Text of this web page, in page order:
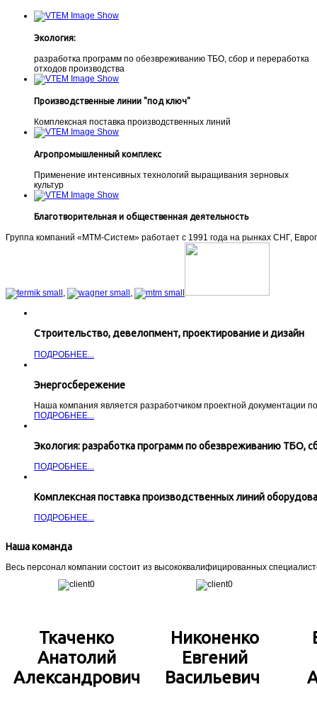
Экология:
разработка программ по обезвреживанию ТБО, сбор и переработка
отходов производства
Производственные линии "под ключ"
Комплексная поставка производственных линий
Агропромышленный комплекс
Применение интенсивных технологий выращивания зерновых
культур
Благотворительная и общественная деятельность
Группа компаний «МТМ-Систем» работает с 1991 года на рынках СНГ,
, ,
Строительство, девелопмент, проектирование и дизайн
ПОДРОБНЕЕ...
Энергосбережение
Наша компания является разработчиком проектной документации
ПОДРОБНЕЕ...
Экология: разработка программ по обезвреживанию ТБО,
ПОДРОБНЕЕ...
Комплексная поставка производственных линий
ПОДРОБНЕЕ...
Наша команда
Весь персонал компании состоит из высококвалифицированных
Ткаченко
Анатолий
Александрович
Никоненко
Евгений
Васильевич